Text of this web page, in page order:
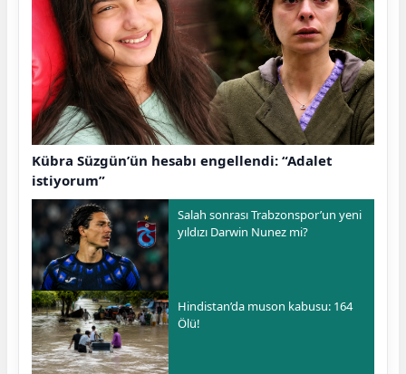
Kübra Süzgün’ün hesabı engellendi: “Adalet
istiyorum”
Salah sonrası Trabzonspor’un yeni
yıldızı Darwin Nunez mi?
Hindistan’da muson kabusu: 164
Ölü!